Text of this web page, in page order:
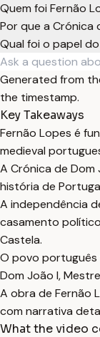
Quem foi Fernão
Por que a Crónica
Qual foi o papel
Generated from
the timestamp.
Key Takeaways
Fernão Lopes é
medieval
A Crónica de
história de
A independência
casamento
Castela.
O povo português
Dom João I,
A obra de Fernão
com narrativa
What the video